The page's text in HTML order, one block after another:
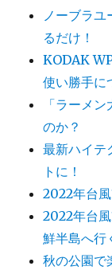
ノーブラ
るだけ！
KODAK
使い勝手に
「ラーメ
のか？
最新ハイテ
トに！
2022年台
2022年台
鮮半島へ行
秋の公園で